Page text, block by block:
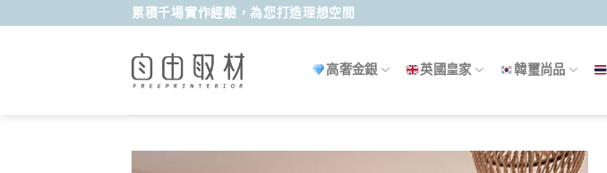
累積千場實作經驗，為您打造理想空間
高奢金銀 英國皇家 韓璽尚品